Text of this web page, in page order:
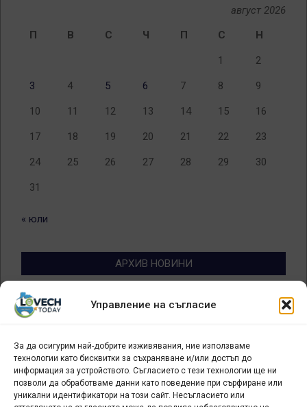
Управление на съгласие
За да осигурим най-добрите изживявания, ние използваме
технологии като бисквитки за съхраняване и/или достъп до
информация за устройството. Съгласието с тези технологии ще ни
позволи да обработваме данни като поведение при сърфиране или
уникални идентификатори на този сайт. Несъгласието или
август 2026
П
В С Ч П С Н
1 2
3 4 5 6 7 8 9
10 11 12 13 14 15 16
17 18 19 20 21 22 23
24 25 26 27 28 29 30
31
« юли
АРХИВ НОВИНИ
Архив
новини
БИЗНЕС
Арт галерия "Мостове" – магазин за изкуство
СЕВЕРОЗАПАДА ИНФОРМАЦИОНЕН БИЗНЕС